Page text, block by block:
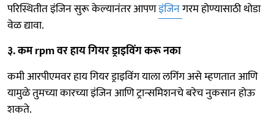
परिस्थितीत इंजिन सुरू केल्यानंतर आपणइंजिनगरम होण्यासाठी थोडा
वेळ द्यावा.
३. कम rpm वर हाय गियर ड्राइविंग करू नका
कमी आरपीएमवर हाय गियर ड्राइविंग याला लगिंग असे म्हणतात आणि
यामुळे तुमच्या कारच्या इंजिन आणि ट्रान्समिशनचे बरेच नुकसान होऊ
शकते.